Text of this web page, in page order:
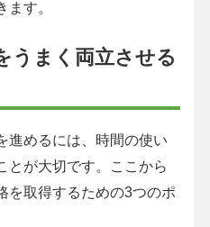
す。
うまく両立させる
進めるには、時間の使い
とが大切です。ここから
を取得するための3つのポ